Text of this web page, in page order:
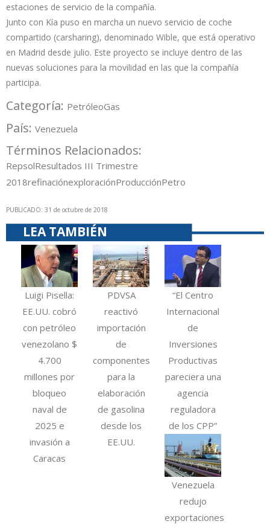
estaciones de servicio de la compañía.
Junto con Kía puso en marcha un nuevo servicio de coche
compartido (carsharing), denominado Wible, que está operativo
en Madrid desde julio. Este proyecto se incluye dentro de las
nuevas soluciones para la movilidad en las que la compañía
participa.
Categoría: PetróleoGas
País: Venezuela
Términos Relacionados:
RepsolResultados III Trimestre
2018refinaciónexploraciónProducciónPetro
PUBLICADO: 31 de octubre de 2018
LEA TAMBIÉN
Luigi Pisella:
EE.UU. cobró
con petróleo
venezolano $
4.700
millones por
bloqueo
naval de
2025 e
invasión a
Caracas
PDVSA
reactivó
importación
de
componentes
para la
elaboración
de gasolina
desde los
EE.UU.
“El Centro
Internacional
de
Inversiones
Productivas
pareciera una
agencia
reguladora
de los CPP”
Venezuela
redujo
exportaciones